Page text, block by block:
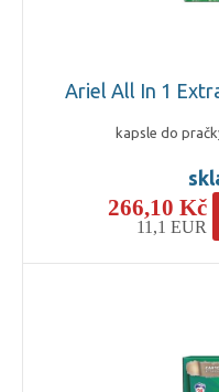
Ariel All In 1
kapsle do
266,10 Kč
11,1 EUR